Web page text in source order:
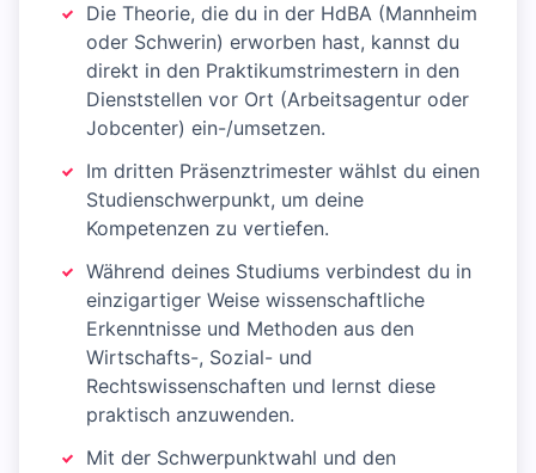
Die Theorie, die du in der HdBA (Mannheim
oder Schwerin) erworben hast, kannst du
direkt in den Praktikumstrimestern in den
Dienststellen vor Ort (Arbeitsagentur oder
Jobcenter) ein-/umsetzen.
Im dritten Präsenztrimester wählst du einen
Studienschwerpunkt, um deine
Kompetenzen zu vertiefen.
Während deines Studiums verbindest du in
einzigartiger Weise wissenschaftliche
Erkenntnisse und Methoden aus den
Wirtschafts-, Sozial- und
Rechtswissenschaften und lernst diese
praktisch anzuwenden.
Mit der Schwerpunktwahl und den